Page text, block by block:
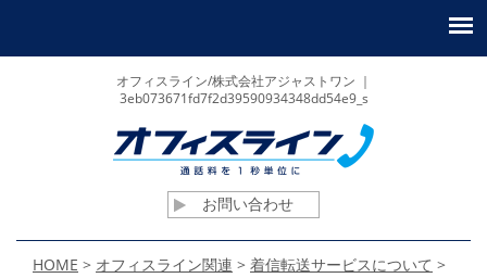
オフィスライン/株式会社アジャストワン ｜
3eb073671fd7f2d39590934348dd54e9_s
お問い合わせ
HOME > オフィスライン関連 > 着信転送サービスについて >